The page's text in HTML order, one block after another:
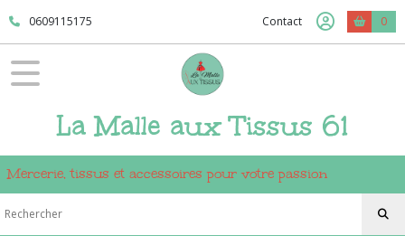
0609115175 Contact 0
La Malle aux Tissus 61
Mercerie, tissus et accessoires pour votre passion